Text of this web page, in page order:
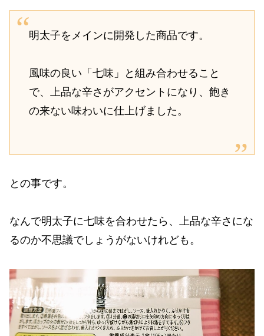
明太子をメインに開発した商品です。
風味の良い「七味」と組み合わせること
で、上品な辛さがアクセントになり、飽き
の来ない味わいに仕上げました。
との事です。
なんで明太子に七味を合わせたら、上品な辛さにな
るのか不思議でしょうがないけれども。